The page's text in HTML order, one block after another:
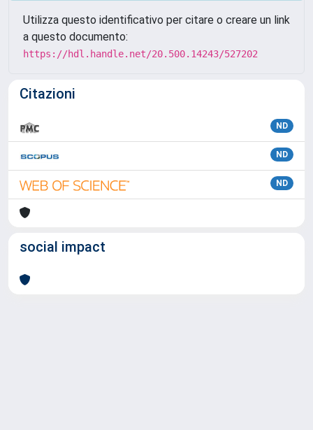
Utilizza questo identificativo per citare o creare un link
a questo documento:
https://hdl.handle.net/20.500.14243/527202
Citazioni
ND
ND
ND
social impact